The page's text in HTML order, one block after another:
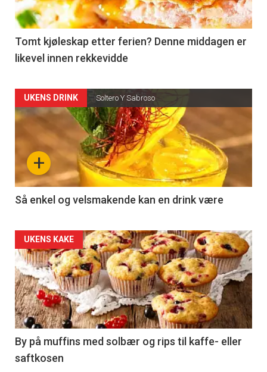
29
Left
Tomt kjøleskap etter ferien? Denne middagen er
likevel innen rekkevidde
+
UKENS DRINK Soltero Y Sabroso
Så enkel og velsmakende kan en drink være
UKENS KAKE
By på muffins med solbær og rips til kaffe- eller
saftkosen